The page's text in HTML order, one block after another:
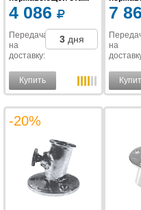
4 086
Передача
на
доставку:
3 дня
Купить
7
на
-20%